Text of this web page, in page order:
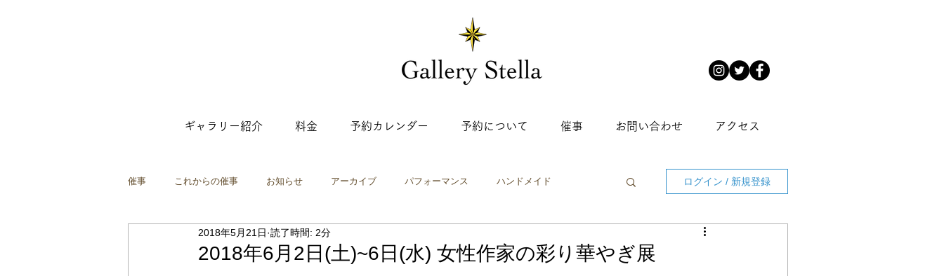
ギャラリー紹介 料金 予約カレンダー 予約について 催事 お問い合わせ アクセス
催事 これからの催事 お知らせ アーカイブ パフォーマンス ハンドメイド
ファッション ポップアップショップ
ログイン / 新規登録
2018年6月2日(土)~6日(水) 女性作家の彩り華やぎ展
2018年5月21日 読了時間: 2分